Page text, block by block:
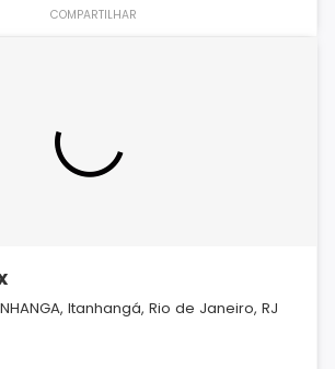
COMPARTILHAR
Itanhangá, Rio de Janeiro, RJ